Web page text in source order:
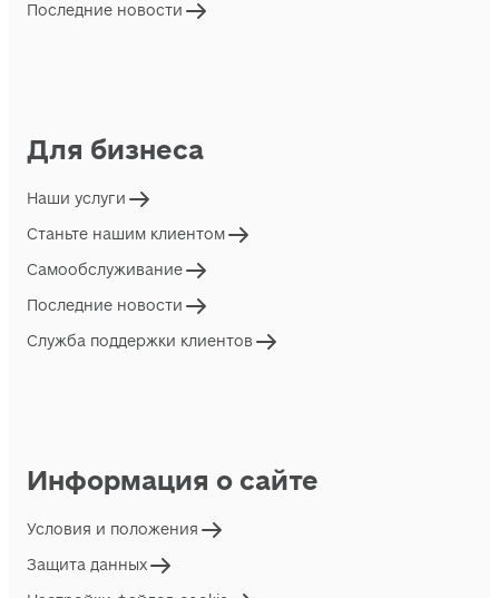
Последние новости
Для бизнеса
Наши услуги
Станьте нашим клиентом
Самообслуживание
Последние новости
Служба поддержки клиентов
Информация о сайте
Условия и положения
Защита данных